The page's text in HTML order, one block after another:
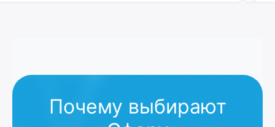
пользователей и поддержка российских ОС
Почему выбирают